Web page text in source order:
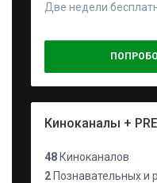
Две недели
Киноканалы +
48 Киноканалов
2 Познавательных и